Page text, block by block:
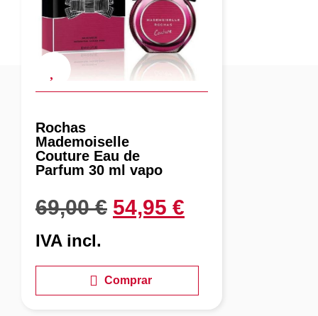
Rochas
Mademoiselle
Couture Eau de
Parfum 30 ml vapo
69,00€ 54,95 €
IVA incl.
Comprar